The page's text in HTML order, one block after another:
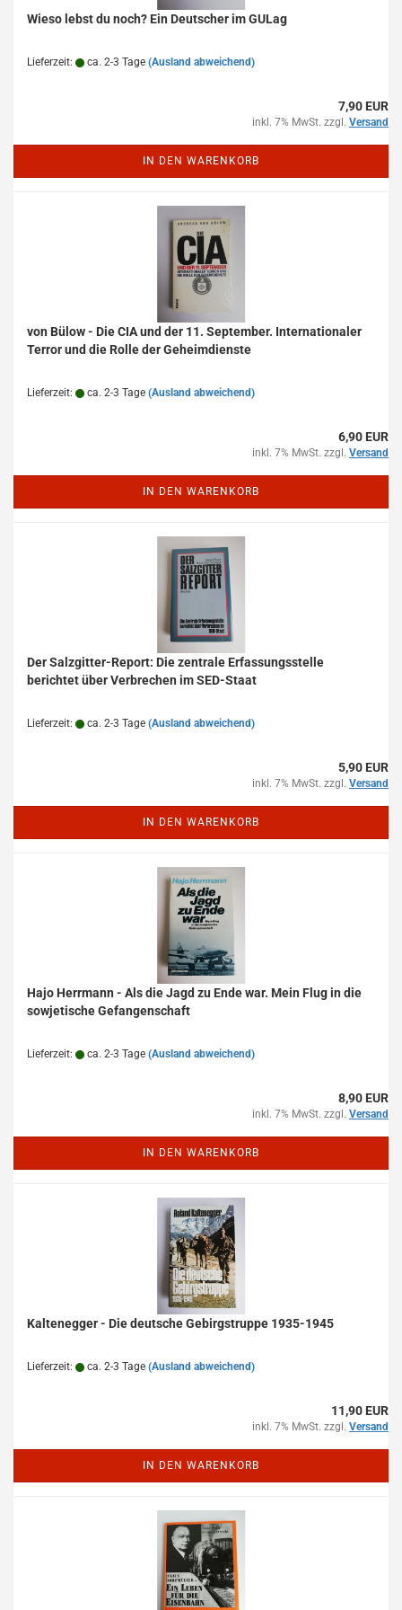
Wieso lebst du noch? Ein Deutscher im GULag
Lieferzeit: ca. 2-3 Tage (Ausland abweichend)
7,90 EUR
inkl. 7% MwSt. zzgl. Versand
IN DEN WARENKORB
von Bülow - Die CIA und der 11. September. Internationaler
Terror und die Rolle der Geheimdienste
Lieferzeit: ca. 2-3 Tage (Ausland abweichend)
6,90 EUR
inkl. 7% MwSt. zzgl. Versand
IN DEN WARENKORB
Der Salzgitter-Report: Die zentrale Erfassungsstelle
berichtet über Verbrechen im SED-Staat
Lieferzeit: ca. 2-3 Tage (Ausland abweichend)
5,90 EUR
inkl. 7% MwSt. zzgl. Versand
IN DEN WARENKORB
Hajo Herrmann - Als die Jagd zu Ende war. Mein Flug in die
sowjetische Gefangenschaft
Lieferzeit: ca. 2-3 Tage (Ausland abweichend)
8,90 EUR
inkl. 7% MwSt. zzgl. Versand
IN DEN WARENKORB
Kaltenegger - Die deutsche Gebirgstruppe 1935-1945
Lieferzeit: ca. 2-3 Tage (Ausland abweichend)
11,90 EUR
inkl. 7% MwSt. zzgl. Versand
IN DEN WARENKORB